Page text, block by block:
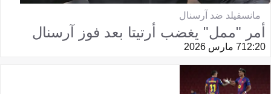
مانسفيلد ضد آرسنال
أمر "ممل" يغضب أرتيتا بعد فوز آرسنال
12:207 مارس 2026